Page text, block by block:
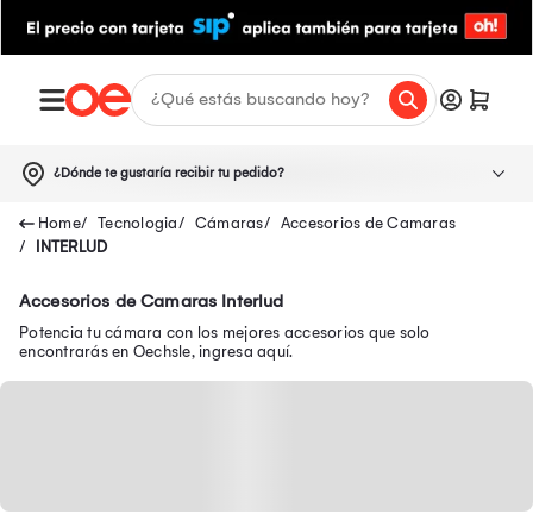
¿Dónde te gustaría recibir tu pedido?
Tecnologia Cámaras
Accesorios de Camaras
INTERLUD
Accesorios de Camaras Interlud
Potencia tu cámara con los mejores accesorios que solo
encontrarás en Oechsle, ingresa aquí.